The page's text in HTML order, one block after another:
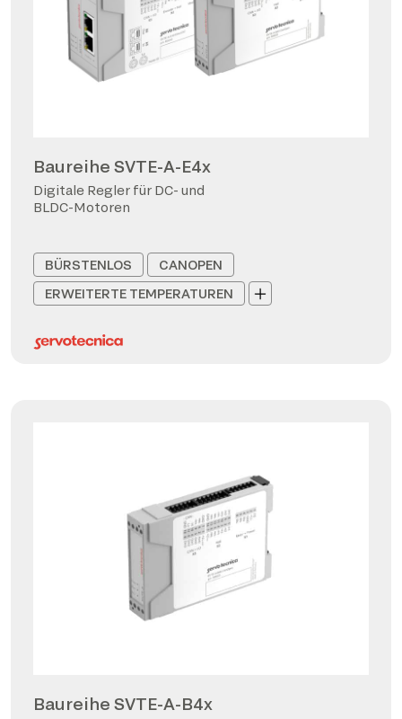
Baureihe SVTE-A-E4x
Digitale Regler für DC- und
BLDC-Motoren
BÜRSTENLOS
CANOPEN
ERWEITERTE TEMPERATUREN
Baureihe SVTE-A-B4x